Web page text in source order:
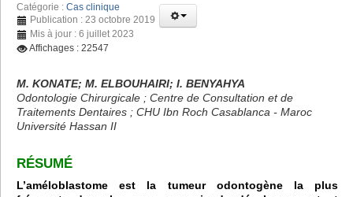
Catégorie : Cas clinique
Publication : 23 octobre 2019
Mis à jour : 6 juillet 2023
Affichages : 22547
M. KONATE; M. ELBOUHAIRI; I. BENYAHYA
Odontologie Chirurgicale ; Centre de Consultation et de
Traitements Dentaires ; CHU Ibn Roch Casablanca - Maroc
Université Hassan II
RÉSUMÉ
L’améloblastome est la tumeur odontogène la plus